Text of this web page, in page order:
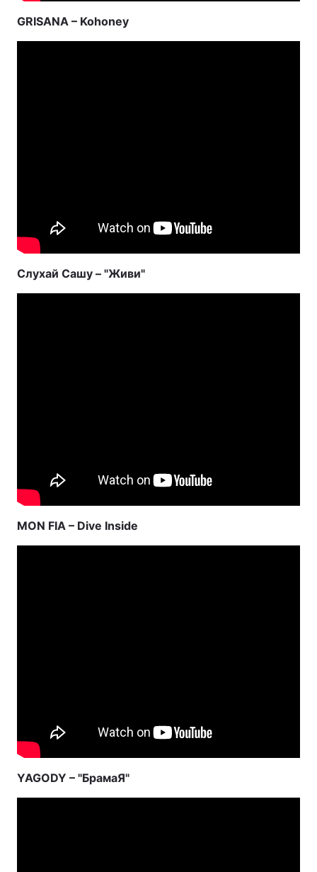
GRISANA – Kohoney
Слухай Сашу – "Живи"
MON FIA – Dive Inside
YAGODY – "БрамаЯ"